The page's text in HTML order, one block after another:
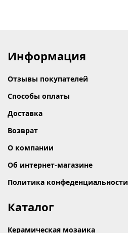
Информация
Отзывы покупателей
Способы оплаты
Доставка
Возврат
О компании
Об интернет-магазине
Политика конфеденциальности
Каталог
Керамическая мозаика